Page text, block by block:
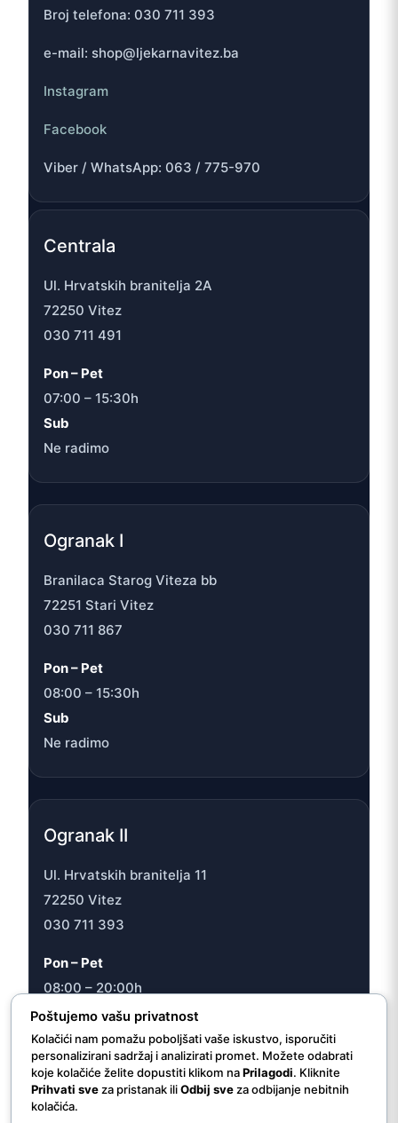
Broj telefona: 030 711 393
e-mail: shop@ljekarnavitez.ba
Instagram
Facebook
Viber / WhatsApp: 063 / 775-970
Centrala
Ul. Hrvatskih branitelja 2A
72250 Vitez
030 711 491
Pon – Pet
07:00 – 15:30h
Sub
Ne radimo
Ogranak I
Branilaca Starog Viteza bb
72251 Stari Vitez
030 711 867
Pon – Pet
08:00 – 15:30h
Sub
Ne radimo
Ogranak II
Ul. Hrvatskih branitelja 11
72250 Vitez
030 711 393
Pon – Pet
08:00 – 20:00h
Sub
08:00 – 16:30h
Poštujemo vašu privatnost
Kolačići nam pomažu poboljšati vaše iskustvo, isporučiti
personalizirani sadržaj i analizirati promet. Možete odabrati
koje kolačiće želite dopustiti klikom naPrilagodi. Kliknite
Prihvati sveza pristanak iliOdbij sveza odbijanje nebitnih
kolačića.